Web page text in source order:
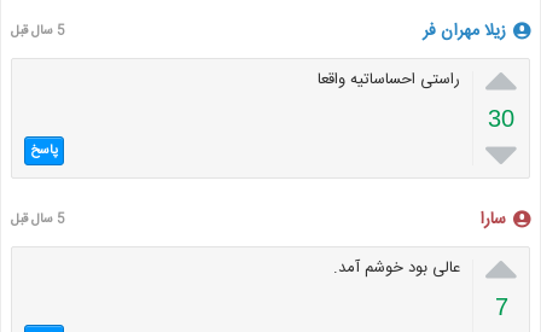
زیلا مهران فر 5 سال قبل

30

راستی احساساتیه واقعا
پاسخ
سارا 5 سال قبل

7
عالی بود خوشم آمد.